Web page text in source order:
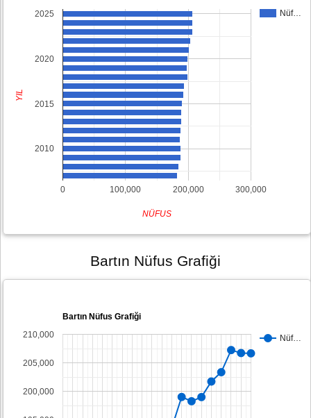
Nüf…
0 100,000 200,000 300,000
2010
2015
2020
2025
NÜFUS
YIL
Bartın Nüfus Grafiği
Bartın Nüfus Grafiği
Nüf…
200,000
205,000
210,000